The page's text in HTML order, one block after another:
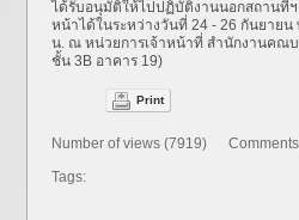
ได้รับอนุมัติให้ไปปฏิบัติงานนอกสถานที่ฯ
หน้าได้ในระหว่างวันที่ 24 - 26 กันยายน
น. ณ หน่วยการเจ้าหน้าที่ สำนักงานคณ
ชั้น 3B อาคาร 19)
Print
Number of views (7919)
Tags: